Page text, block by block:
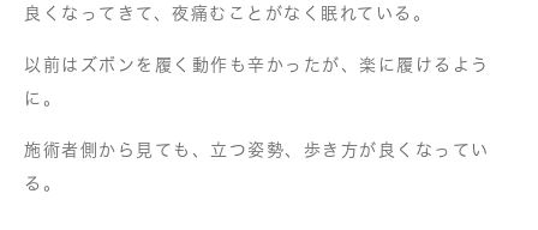
良くなってきて、夜痛むことがなく眠れている。
以前はズボンを履く動作も辛かったが、楽に履けるよう
に。
施術者側から見ても、立つ姿勢、歩き方が良くなってい
る。